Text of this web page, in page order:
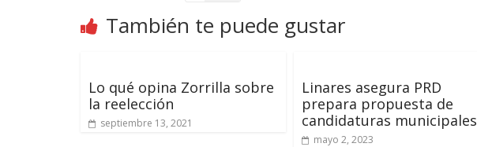
También te puede gustar
Lo qué opina Zorrilla sobre
la reelección
septiembre 13, 2021
Linares asegura PRD
prepara propuesta de
candidaturas municipales
mayo 2, 2023